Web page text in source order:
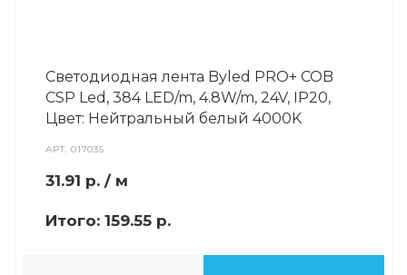
Светодиодная лента Byled PRO+ COB
CSP Led, 384 LED/m, 4.8W/m, 24V, IP20,
Цвет: Нейтральный белый 4000K
АРТ.017035
31.91 р. / м
Итого: 159.55 р.